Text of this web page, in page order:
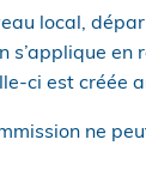
local,
s’applique en
ci est créée
ne